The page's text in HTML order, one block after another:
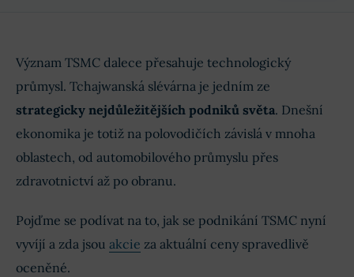
Význam TSMC dalece přesahuje technologický
průmysl. Tchajwanská slévárna je jedním ze
strategicky nejdůležitějších podniků světa. Dnešní
ekonomika je totiž na polovodičích závislá v mnoha
oblastech, od automobilového průmyslu přes
zdravotnictví až po obranu.
Pojďme se podívat na to, jak se podnikání TSMC nyní
vyvíjí a zda jsou akcie za aktuální ceny spravedlivě
oceněné.